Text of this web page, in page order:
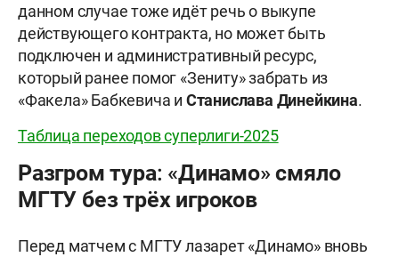
данном случае тоже идёт речь о выкупе
действующего контракта, но может быть
подключен и административный ресурс,
который ранее помог «Зениту» забрать из
«Факела» Бабкевича и Станислава Динейкина.
Таблица переходов суперлиги-2025
Разгром тура: «Динамо» смяло
МГТУ без трёх игроков
Перед матчем с МГТУ лазарет «Динамо» вновь